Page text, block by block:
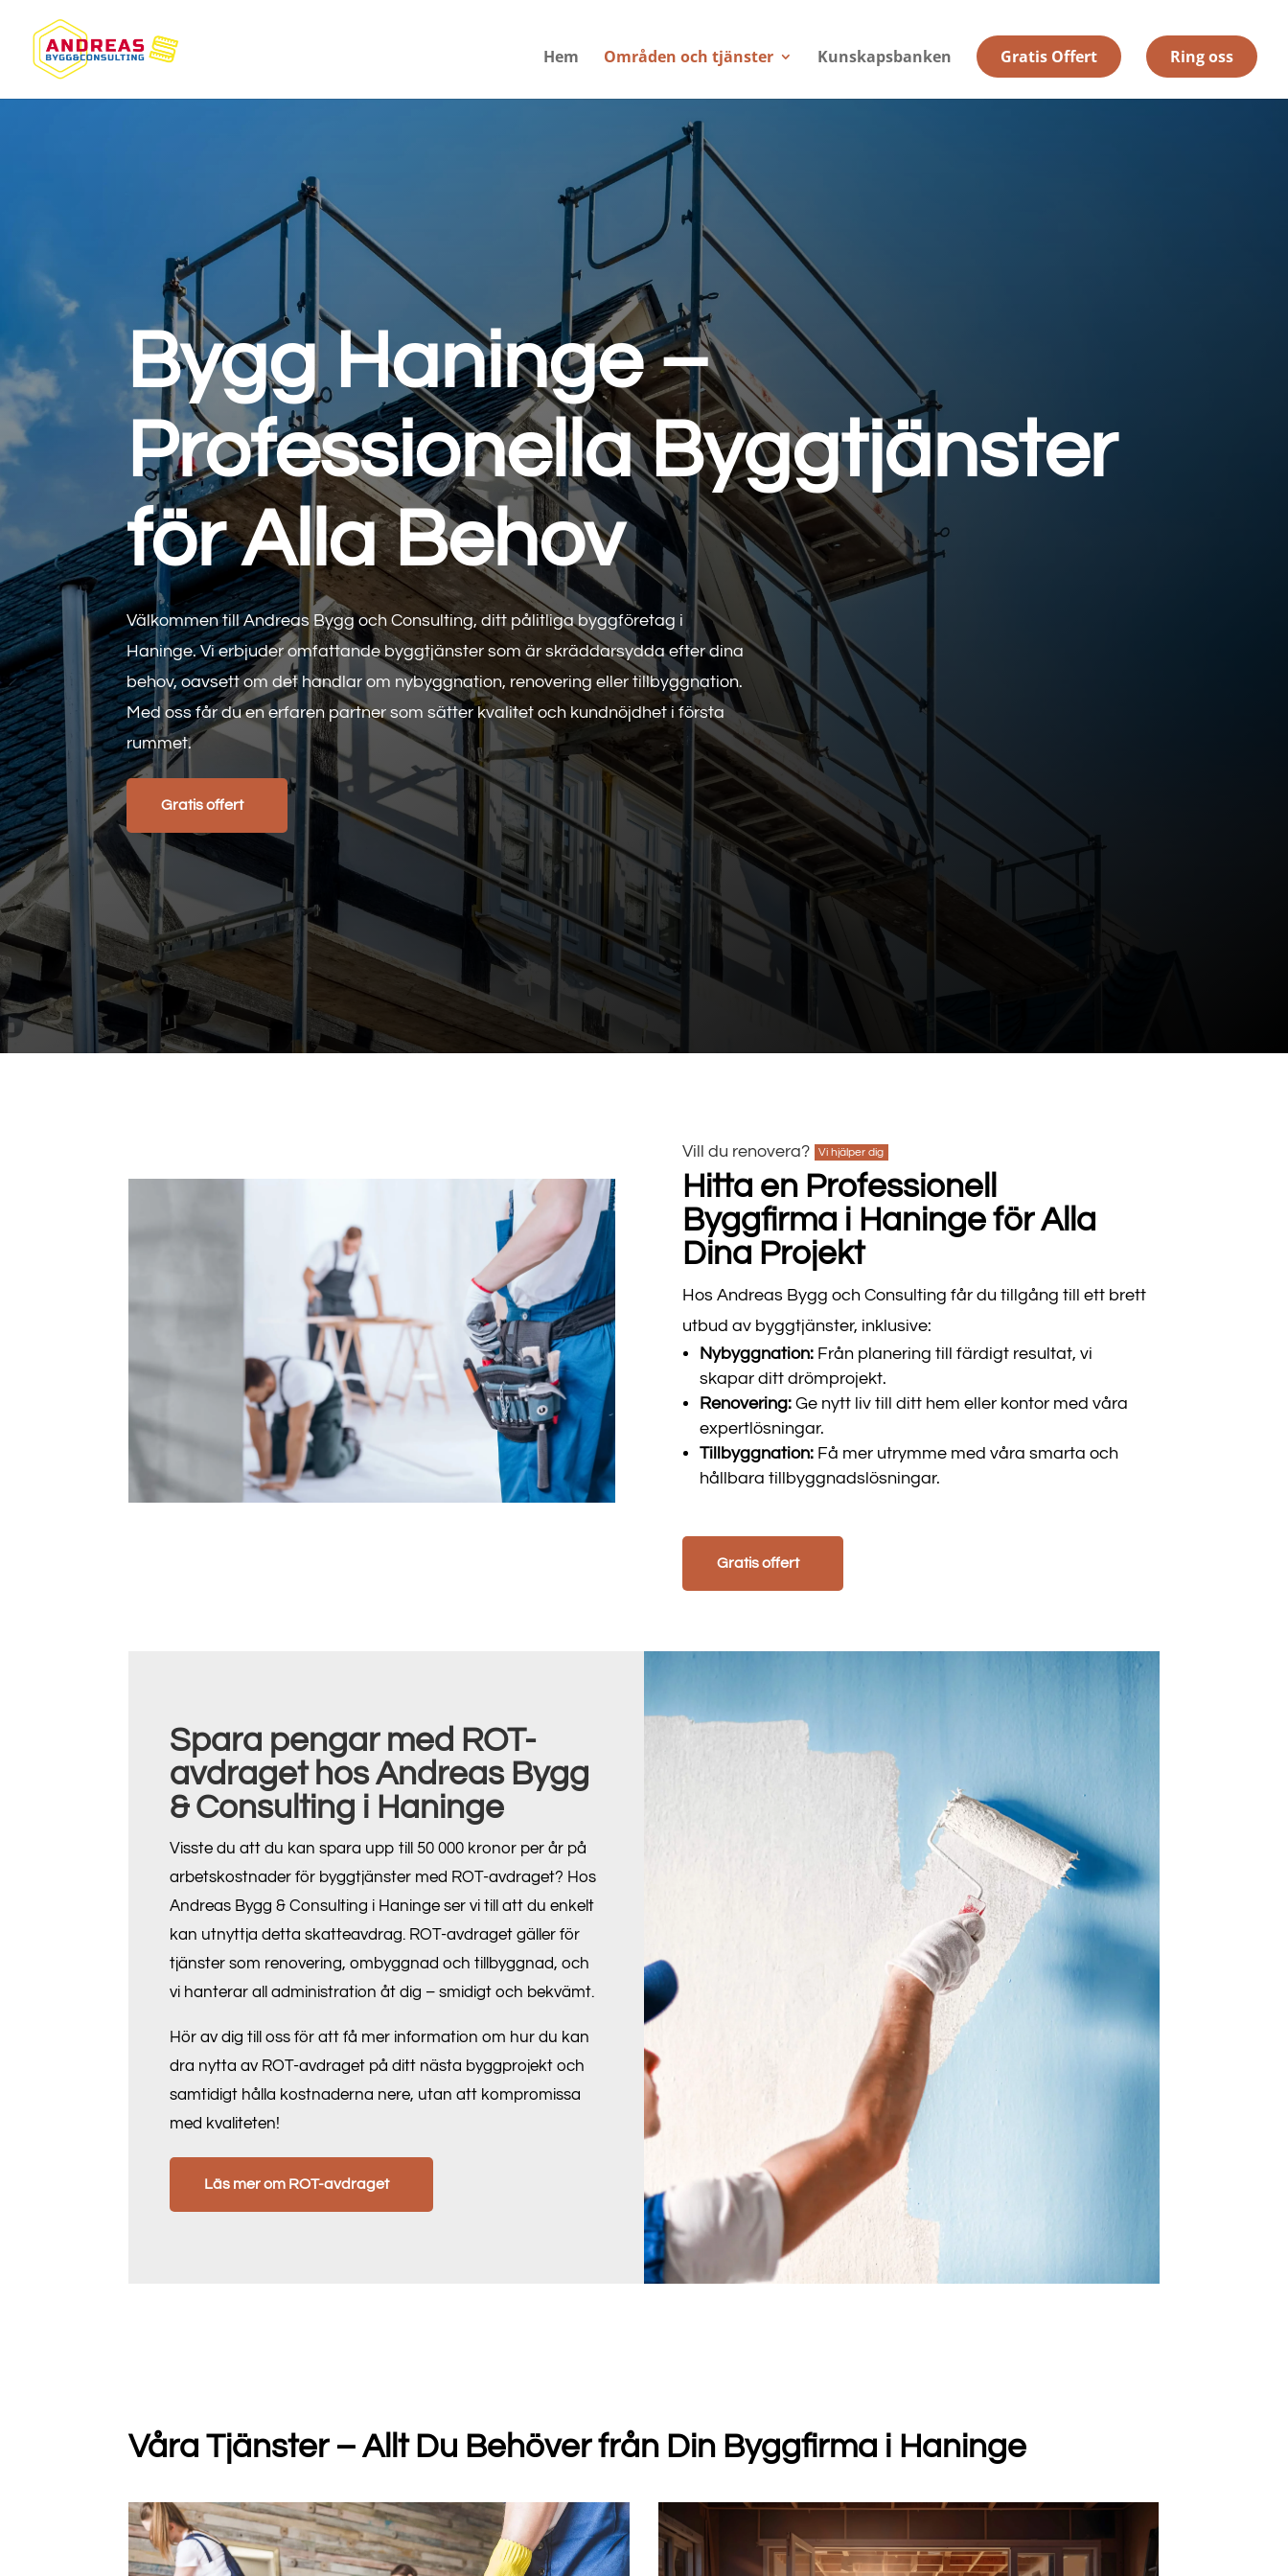
Hem Områden och tjänster Kunskapsbanken Gratis Offert Ring oss
Bygg Haninge –
Professionella Byggtjänster
för Alla Behov
Välkommen till Andreas Bygg och Consulting, ditt pålitliga byggföretag i
Haninge. Vi erbjuder omfattande byggtjänster som är skräddarsydda efter dina
behov, oavsett om det handlar om nybyggnation, renovering eller tillbyggnation.
Med oss får du en erfaren partner som sätter kvalitet och kundnöjdhet i första
rummet.
Gratis offert
Vill du renovera? Vi hjälper dig
Hitta en Professionell
Byggfirma i Haninge för Alla
Dina Projekt
Hos Andreas Bygg och Consulting får du tillgång till ett brett
utbud av byggtjänster, inklusive:
Nybyggnation:Från planering till färdigt resultat, vi
skapar ditt drömprojekt.
Renovering:Ge nytt liv till ditt hem eller kontor med våra
expertlösningar.
Tillbyggnation:Få mer utrymme med våra smarta och
hållbara tillbyggnadslösningar.
Gratis offert
Spara pengar med ROT-
avdraget hos Andreas Bygg
& Consulting i Haninge
Visste du att du kan spara upp till 50 000 kronor per år på
arbetskostnader för byggtjänster med ROT-avdraget? Hos
Andreas Bygg & Consulting i Haninge ser vi till att du enkelt
kan utnyttja detta skatteavdrag. ROT-avdraget gäller för
tjänster som renovering, ombyggnad och tillbyggnad, och
vi hanterar all administration åt dig – smidigt och bekvämt.
Hör av dig till oss för att få mer information om hur du kan
dra nytta av ROT-avdraget på ditt nästa byggprojekt och
samtidigt hålla kostnaderna nere, utan att kompromissa
med kvaliteten!
Läs mer om ROT-avdraget
Våra Tjänster – Allt Du Behöver från Din Byggfirma i Haninge